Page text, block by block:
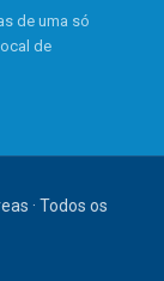
de uma só
de
· Todos os